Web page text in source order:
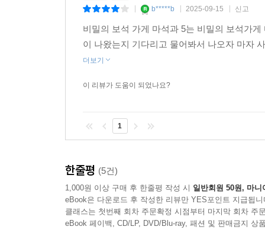
b*****b 2025-09-15 신고
비밀의 보석 가게 마석과 5는 비밀의 보석가
이 나왔는지 기다리고 물어봐서 나오자 마자
더보기
이 리뷰가 도움이 되었나요?
1
한줄평 (5건)
1,000원 이상 구매 후 한줄평 작성 시 일반회원 50원, 마니
eBook은 다운로드 후 작성한 리뷰만 YES포인트 지급됩니
클래스는 첫번째 회차 주문확정 시점부터 마지막 회차 주
eBook 페이백, CD/LP, DVD/Blu-ray, 패션 및 판매금지 상